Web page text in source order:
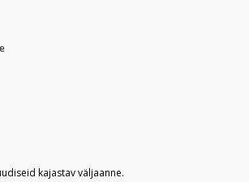
kajastav väljaanne.